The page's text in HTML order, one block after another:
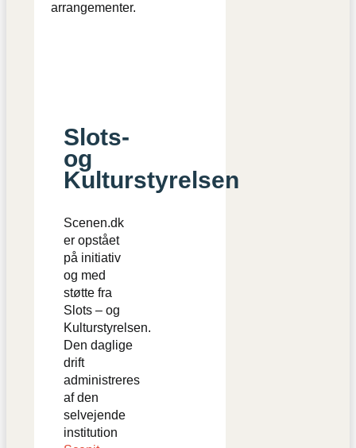
arrangementer.
Slots-
og
Kulturstyrelsen
Scenen.dk
er opstået
på initiativ
og med
støtte fra
Slots – og
Kulturstyrelsen.
Den daglige
drift
administreres
af den
selvejende
institution